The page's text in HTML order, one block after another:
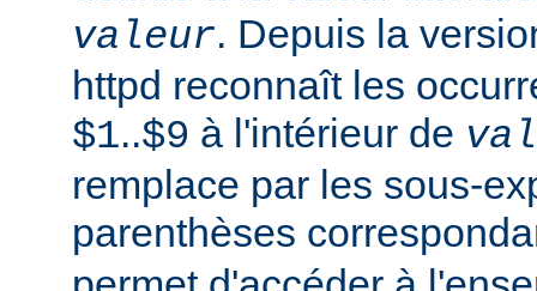
valeur. Depuis la
httpd reconnaît les
$1..$9 à l'intérieur de
remplace par les sous-
parenthèses